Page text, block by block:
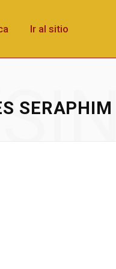
Ir al sitio
SERAPHIM